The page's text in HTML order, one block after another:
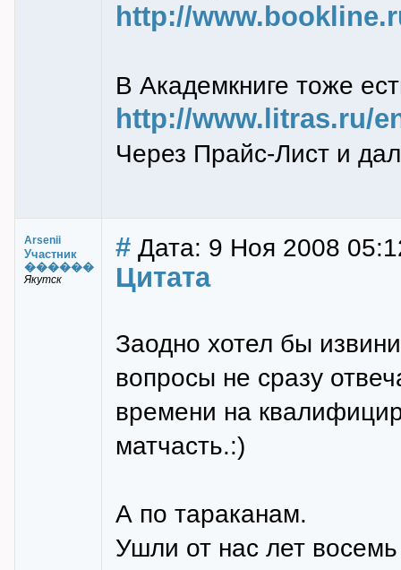
http://
В Академкниге тоже
http://www.litras.ru/
Через Прайс-Лист и
Arsenii
Участник
������
Якутск
# Дата: 9 Ноя 2008
Цитата
Заодно хотел бы
вопросы не сразу
времени на
матчасть.:)
А по тараканам.
Ушли от нас лет